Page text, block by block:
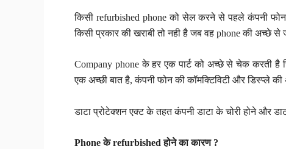
किसी refurbished phone को सेल करने से पहले कंपनी
किसी प्रकार की खराबी तो नही है जब वह phone की अच्छे
Company phone के हर एक पार्ट को अच्छे से चेक करती है
एक अच्छी बात है, कंपनी फोन की कॉमक्टिविटी और डिस्प्ले
डाटा प्रोटेक्शन एक्ट के तहत कंपनी डाटा के चोरी होने और
Phone केrefurbishedहोने का कारण ?